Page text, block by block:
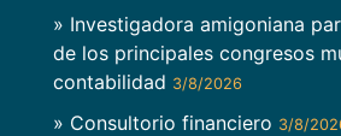
» Investigadora amigoniana
de los principales congresos
contabilidad 3/8/2026
» Consultorio financiero 3/8/